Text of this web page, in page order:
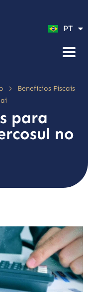
PT
EN
>
Benefícios Fiscais
para
no